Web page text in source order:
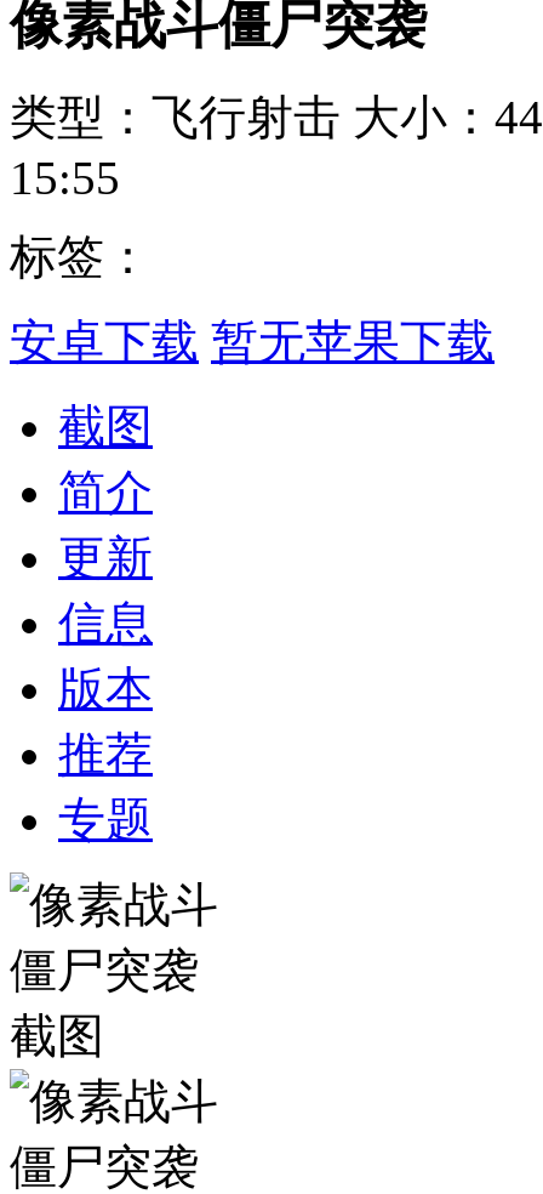
像素战斗僵尸突袭
类型：飞行射击 大小：
15:55
标签：
安卓下载 暂无苹果下载
截图
简介
更新
信息
版本
推荐
专题